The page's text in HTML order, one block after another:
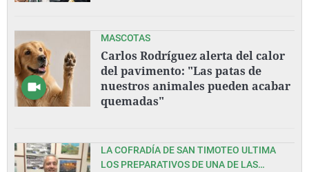
MASCOTAS
Carlos Rodríguez alerta del calor
del pavimento: "Las patas de
nuestros animales pueden acabar
quemadas"
LA COFRADÍA DE SAN TIMOTEO ULTIMA
LOS PREPARATIVOS DE UNA DE LAS